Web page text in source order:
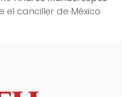
el canciller de México